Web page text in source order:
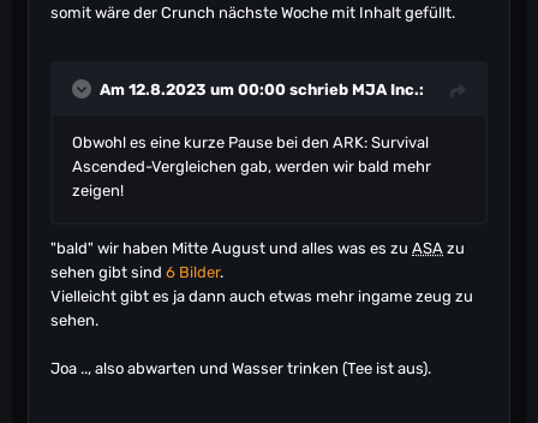
somit wäre der Crunch nächste Woche mit Inhalt gefüllt.
Am 12.8.2023 um 00:00 schrieb MJA Inc.:
Obwohl es eine kurze Pause bei den ARK: Survival
Ascended-Vergleichen gab, werden wir bald mehr
zeigen!
"bald" wir haben Mitte August und alles was es zu ASA zu
sehen gibt sind 6 Bilder.
Vielleicht gibt es ja dann auch etwas mehr ingame zeug zu
sehen.
Joa .., also abwarten und Wasser trinken (Tee ist aus).